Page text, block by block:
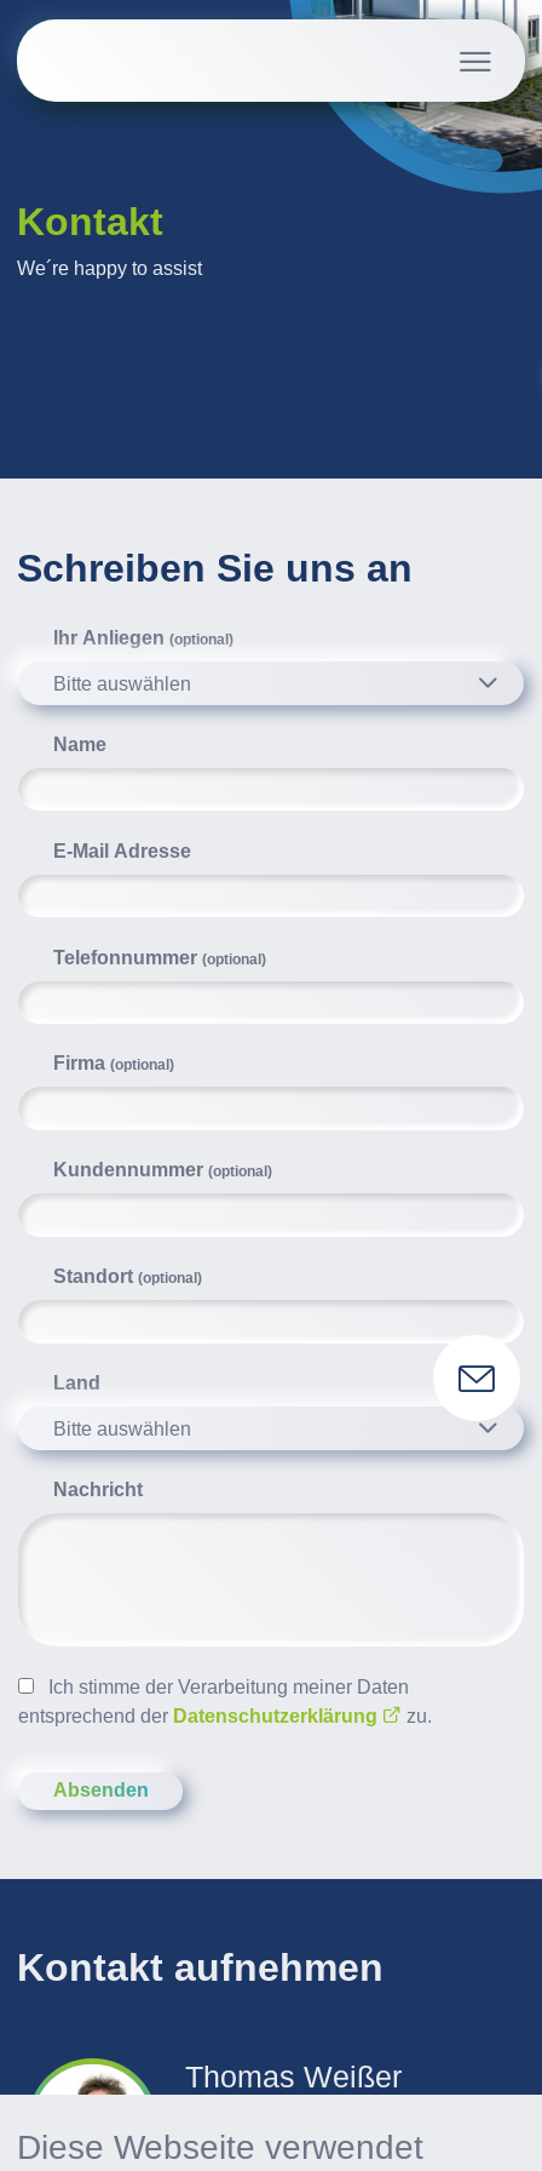
Diese Webseite verwendet
Kontakt
We´re happy to assist
Schreiben Sie uns an
Ihr Anliegen (optional)
Bitte auswählen
Name
E-Mail Adresse
Telefonnummer (optional)
Firma (optional)
Kundennummer (optional)
Standort (optional)
Land
Bitte auswählen
Nachricht
Ich stimme der Verarbeitung meiner Daten
entsprechend der Datenschutzerklärung zu.
Absenden
Kontakt aufnehmen
Thomas Weißer
E-Mail senden